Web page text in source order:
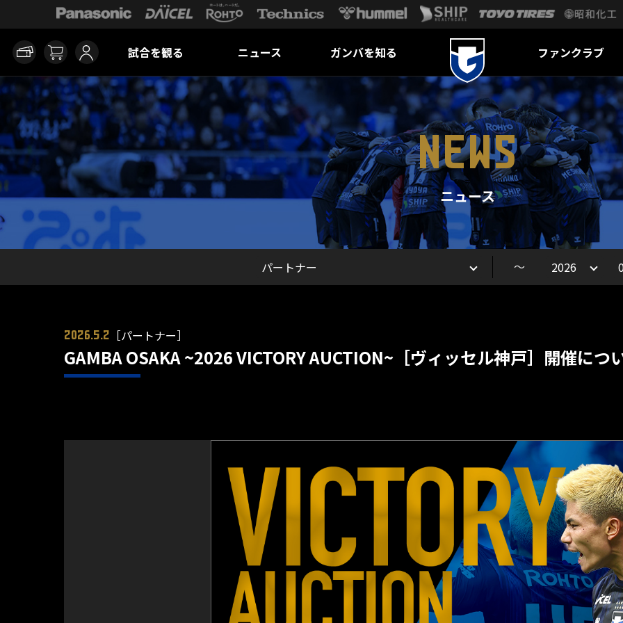
試合を観る ニュース ガンバを知る ファンクラブ
NEWS
ニュース
～
2026.5.2 ［パートナー］
GAMBA OSAKA ~2026 VICTORY AUCTION~［ヴィッセル神戸］開催につ